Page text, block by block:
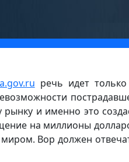
речь идет
и именно это
на миллионы
миром. Вор должен